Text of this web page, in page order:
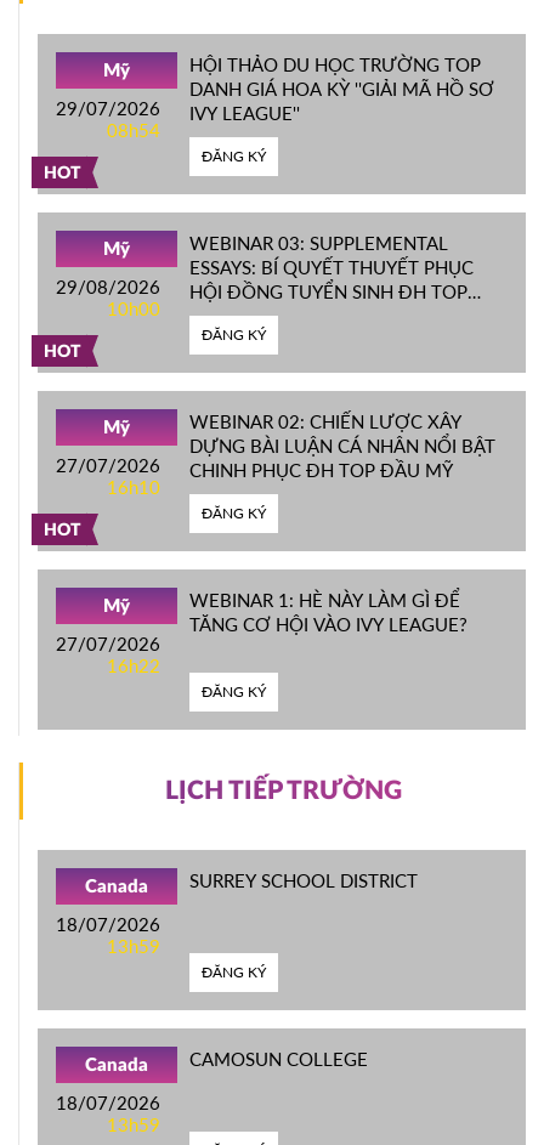
HOT
Mỹ
29/07/2026
08h54
HỘI THẢO DU HỌC TRƯỜNG TOP
DANH GIÁ HOA KỲ ''GIẢI MÃ HỒ SƠ
IVY LEAGUE''
ĐĂNG KÝ
HOT
Mỹ
29/08/2026
10h00
WEBINAR 03: SUPPLEMENTAL
ESSAYS: BÍ QUYẾT THUYẾT PHỤC
HỘI ĐỒNG TUYỂN SINH ĐH TOP
ĐẦU MỸ
ĐĂNG KÝ
HOT
Mỹ
27/07/2026
16h10
WEBINAR 02: CHIẾN LƯỢC XÂY
DỰNG BÀI LUẬN CÁ NHÂN NỔI BẬT
CHINH PHỤC ĐH TOP ĐẦU MỸ
ĐĂNG KÝ
Mỹ
27/07/2026
16h22
WEBINAR 1: HÈ NÀY LÀM GÌ ĐỂ
TĂNG CƠ HỘI VÀO IVY LEAGUE?
ĐĂNG KÝ
LỊCH TIẾP TRƯỜNG
Canada
18/07/2026
13h59
SURREY SCHOOL DISTRICT
ĐĂNG KÝ
Canada
18/07/2026
13h59
CAMOSUN COLLEGE